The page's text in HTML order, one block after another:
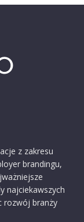
z zakresu
brandingu,
najciekawszych
rozwój branży